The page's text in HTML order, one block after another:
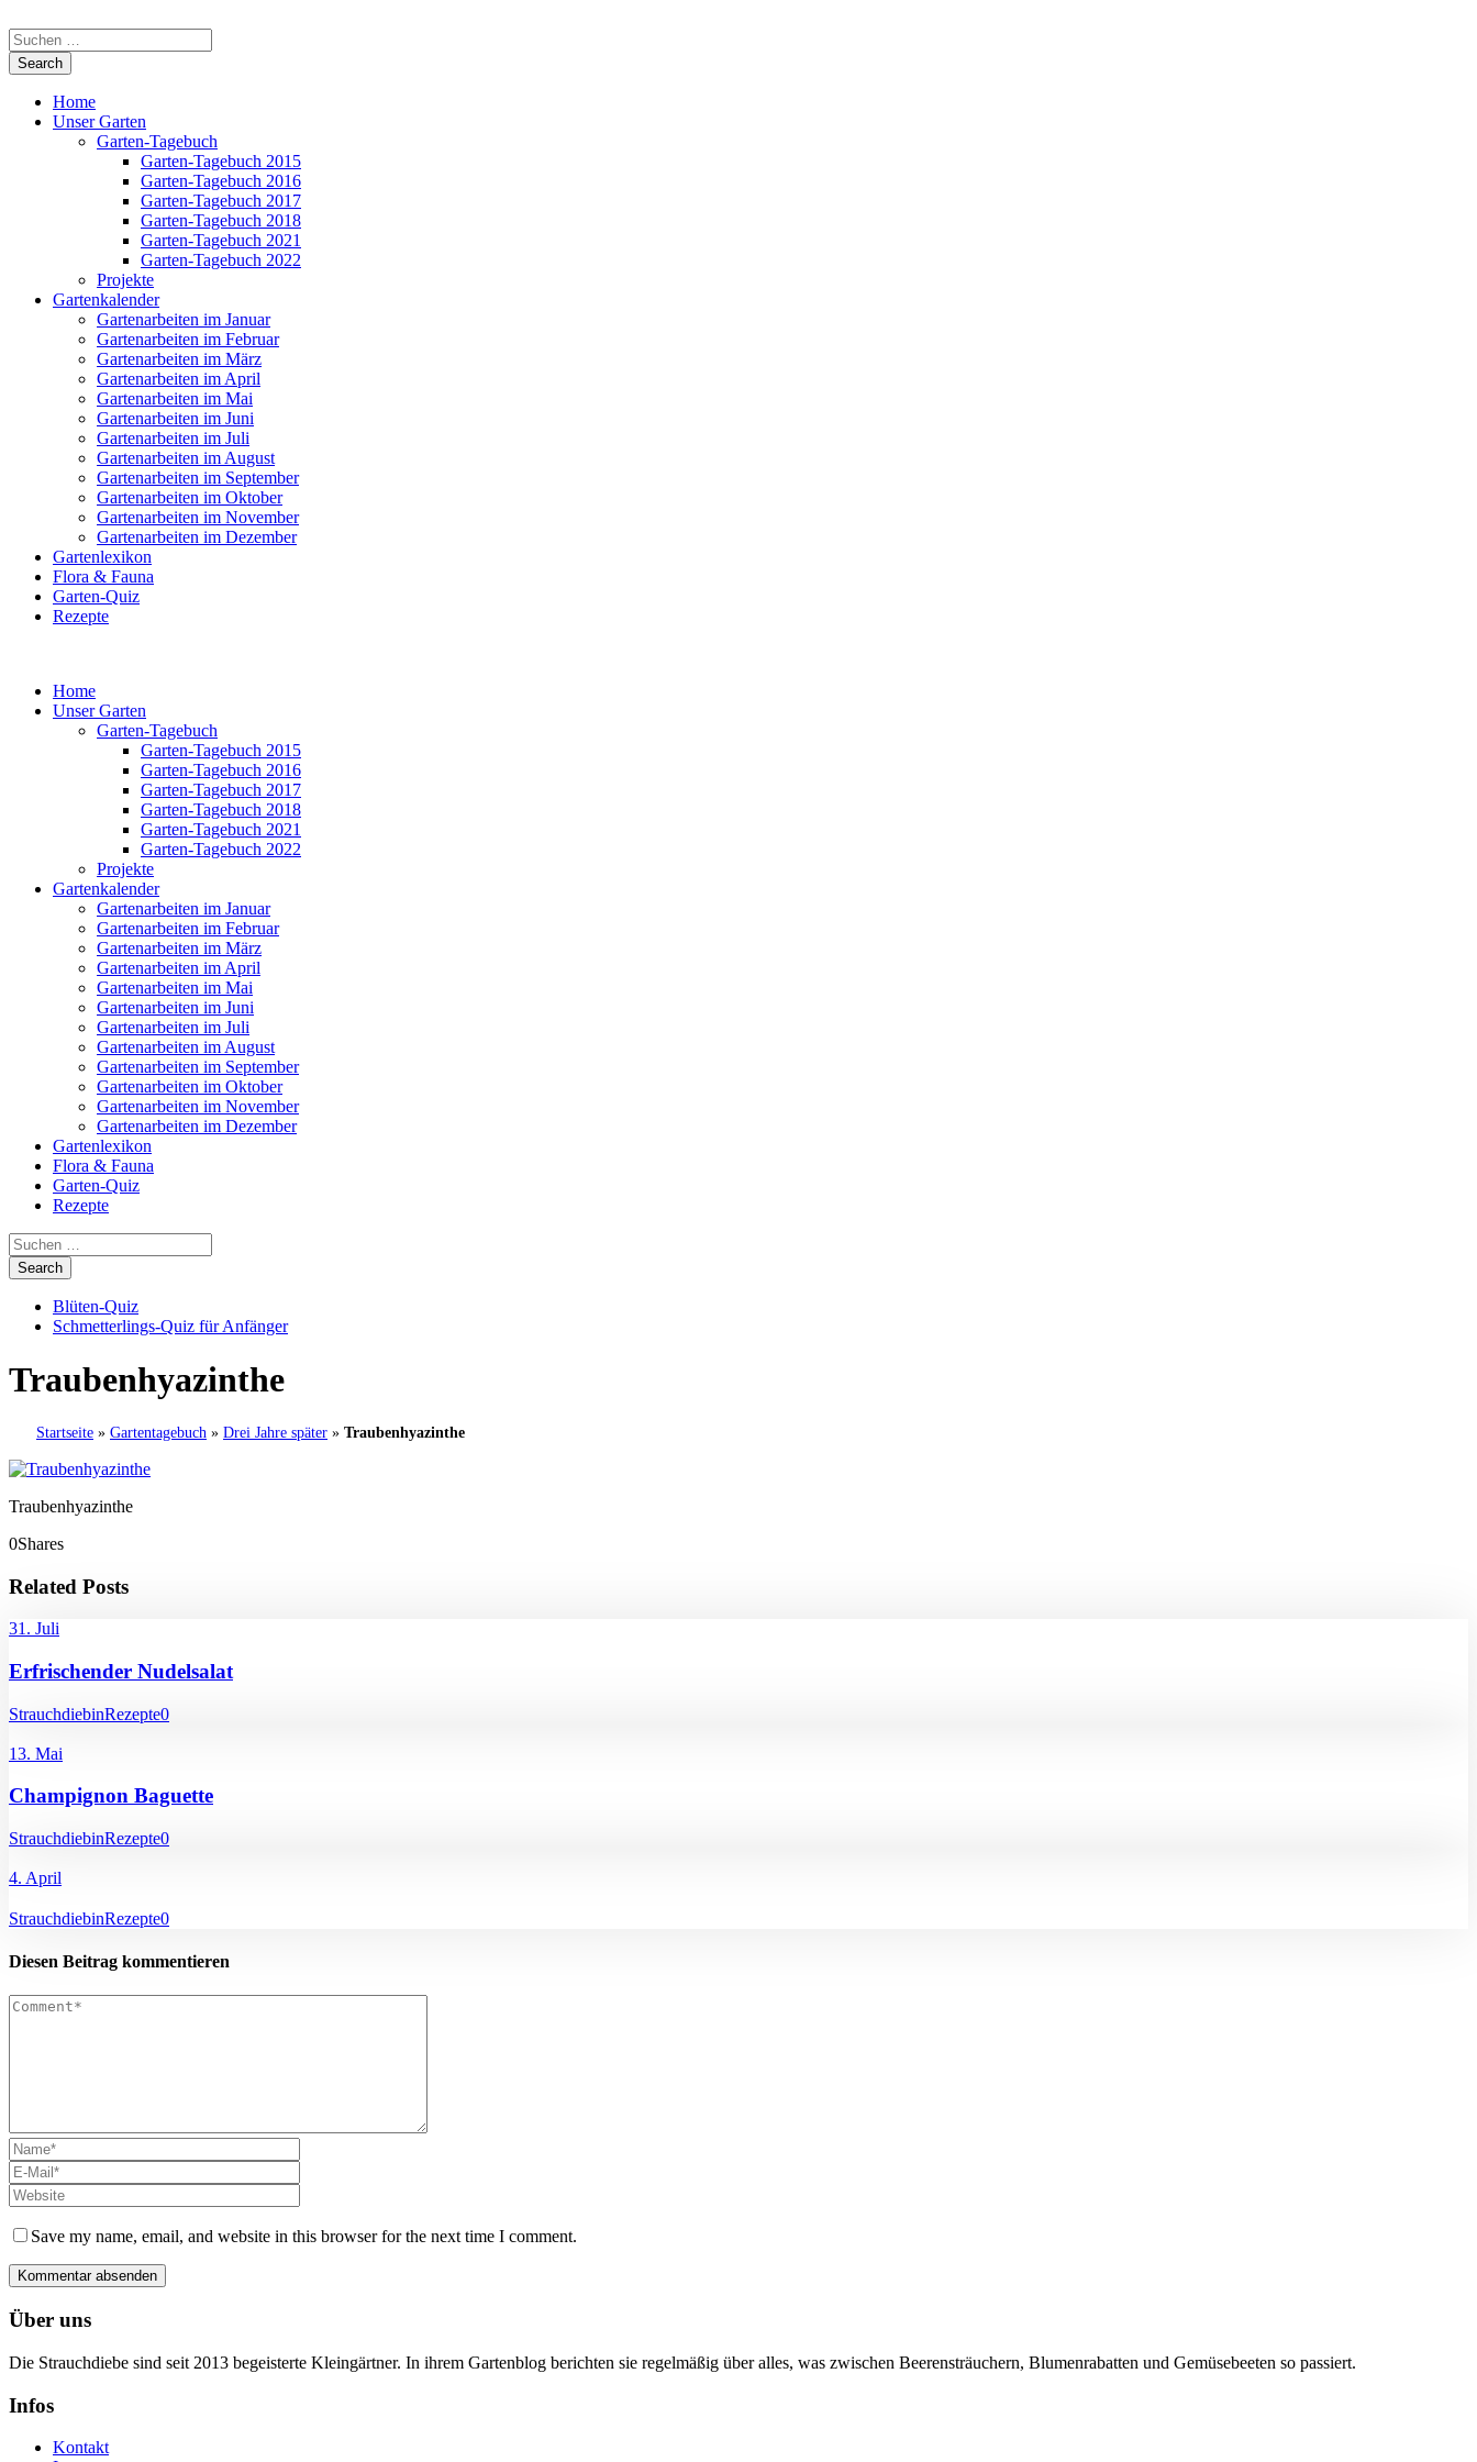
Home
Unser Garten
Garten-Tagebuch
Garten-Tagebuch 2015
Garten-Tagebuch 2016
Garten-Tagebuch 2017
Garten-Tagebuch 2018
Garten-Tagebuch 2021
Garten-Tagebuch 2022
Projekte
Gartenkalender
Gartenarbeiten im Januar
Gartenarbeiten im Februar
Gartenarbeiten im März
Gartenarbeiten im April
Gartenarbeiten im Mai
Gartenarbeiten im Juni
Gartenarbeiten im Juli
Gartenarbeiten im August
Gartenarbeiten im September
Gartenarbeiten im Oktober
Gartenarbeiten im November
Gartenarbeiten im Dezember
Gartenlexikon
Flora & Fauna
Garten-Quiz
Rezepte
Home
Unser Garten
Garten-Tagebuch
Garten-Tagebuch 2015
Garten-Tagebuch 2016
Garten-Tagebuch 2017
Garten-Tagebuch 2018
Garten-Tagebuch 2021
Garten-Tagebuch 2022
Projekte
Gartenkalender
Gartenarbeiten im Januar
Gartenarbeiten im Februar
Gartenarbeiten im März
Gartenarbeiten im April
Gartenarbeiten im Mai
Gartenarbeiten im Juni
Gartenarbeiten im Juli
Gartenarbeiten im August
Gartenarbeiten im September
Gartenarbeiten im Oktober
Gartenarbeiten im November
Gartenarbeiten im Dezember
Gartenlexikon
Flora & Fauna
Garten-Quiz
Rezepte
Blüten-Quiz
Schmetterlings-Quiz für Anfänger
Traubenhyazinthe
Startseite » Gartentagebuch » Drei Jahre später » Traubenhyazinthe
Traubenhyazinthe
0Shares
Related Posts
31. Juli
Erfrischender Nudelsalat
StrauchdiebinRezepte0
13. Mai
Champignon Baguette
StrauchdiebinRezepte0
4. April
StrauchdiebinRezepte0
Diesen Beitrag kommentieren
Save my name, email, and website in this browser for the next time I comment.
Über uns
Die Strauchdiebe sind seit 2013 begeisterte Kleingärtner. In ihrem Gartenblog berichten sie regelmäßig über alles, was zwischen Beerensträuchern, Blumenrabatten und Gemüsebeeten so passiert.
Infos
Kontakt